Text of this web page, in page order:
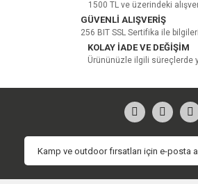
1500 TL ve üzerindeki
GÜVENLİ ALIŞVERİŞ
256 BIT SSL Sertifika ile
KOLAY İADE VE DEĞİŞİM
Ürününüzle ilgili süreçlerde